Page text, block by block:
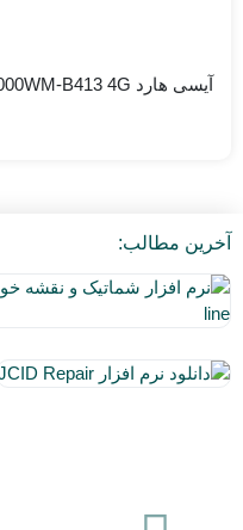
آیسی هارد KMJ5X000WM-B413 4G
آخرین مطالب: